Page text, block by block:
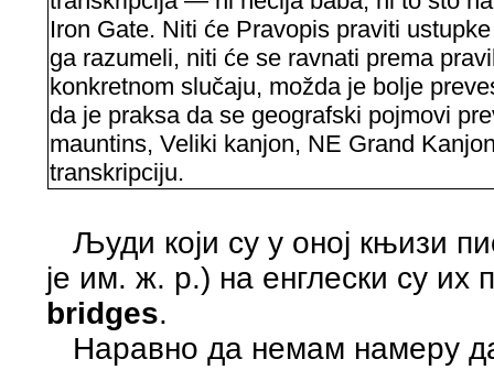
Iron Gate. Niti će Pravopis praviti
ga razumeli, niti će se ravnati prema
konkretnom slučaju, možda je bolje
da je praksa da se geografski pojmovi
mauntins, Veliki kanjon, NE Grand
transkripciju.
Људи који су у оној књизи
је им. ж. р.) на енглески су
bridges.
Наравно да немам намеру